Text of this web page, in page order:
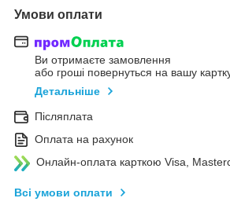
Умови оплати
Ви отримаєте замовлення
або гроші повернуться на вашу
Детальніше
Післяплата
Оплата на рахунок
Онлайн-оплата карткою Visa,
Всі умови оплати